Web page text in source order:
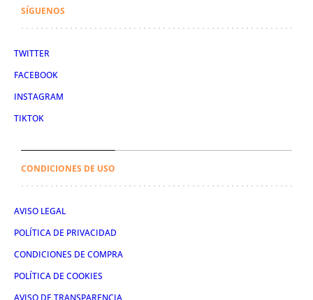
SÍGUENOS
TWITTER
FACEBOOK
INSTAGRAM
TIKTOK
CONDICIONES DE USO
AVISO LEGAL
POLÍTICA DE PRIVACIDAD
CONDICIONES DE COMPRA
POLÍTICA DE COOKIES